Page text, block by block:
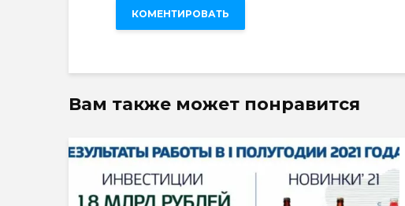
Вам также может понравится